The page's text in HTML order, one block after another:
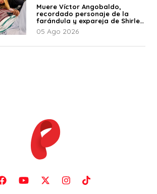
Muere Víctor Angobaldo,
recordado personaje de la
farándula y expareja de Shirley
Cherres
05 Ago 2026